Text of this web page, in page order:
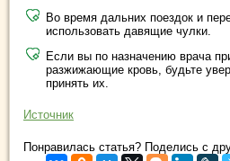
Во время дальних поездок и
использовать давящие чулки.
Если вы по назначению врача
разжижающие кровь, будьте
принять их.
Источник
Понравилась статья? Поделись с